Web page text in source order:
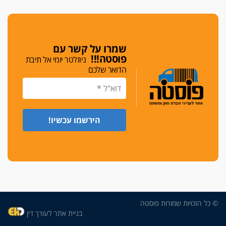
שמרו על קשר עם
פוסטה!!! ניוזלטר יומי אל תיבת
הדואר שלכם
© כל הזכויות שמורות פוסטה
בניית אתר לעורך דין